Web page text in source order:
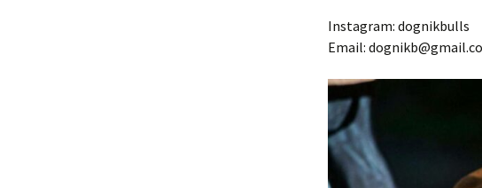
Instagram: dognikbulls
Email: